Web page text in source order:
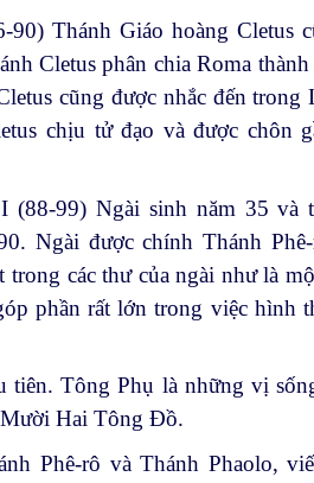
Thánh Giáo hoàng Cletus
Cletus phân chia Roma
cũng được nhắc đến trong
chịu tử đạo và được chôn
99) Ngài sinh năm 35 và
Ngài được chính Thánh
các thư của ngài như là
phần rất lớn trong việc hình
tiên. Tông Phụ là những vị
Hai Tông Đồ.
Phê-rô và Thánh Phaolo,